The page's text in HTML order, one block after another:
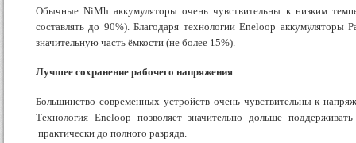
Обычные NiMh аккумуляторы очень чувствительны к низким
составлять до 90%). Благодаря технологии Eneloop
значительную часть ёмкости (не более 15%).
Лучшее сохранение рабочего напряжения
Большинство современных устройств очень чувствительны к
Технология Eneloop позволяет значительно дольше
практически до полного разряда.